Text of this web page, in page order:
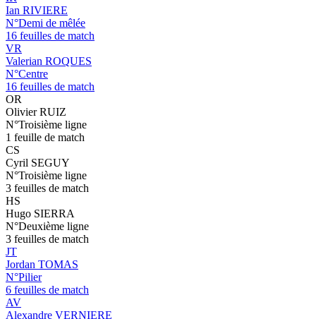
Ian RIVIERE
N°Demi de mêlée
16 feuilles de match
VR
Valerian ROQUES
N°Centre
16 feuilles de match
OR
Olivier RUIZ
N°Troisième ligne
1 feuille de match
CS
Cyril SEGUY
N°Troisième ligne
3 feuilles de match
HS
Hugo SIERRA
N°Deuxième ligne
3 feuilles de match
JT
Jordan TOMAS
N°Pilier
6 feuilles de match
AV
Alexandre VERNIERE